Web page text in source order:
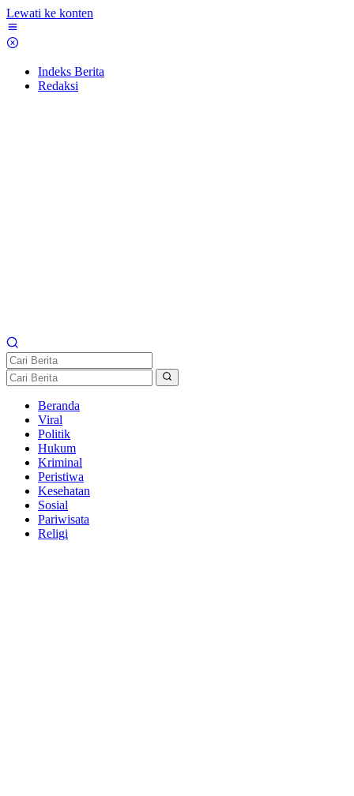
Lewati ke konten
Indeks Berita
Redaksi
Beranda
Viral
Politik
Hukum
Kriminal
Peristiwa
Kesehatan
Sosial
Pariwisata
Religi